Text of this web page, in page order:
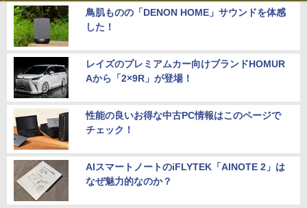
鳥肌ものの「DENON HOME」サウンドを体感
した！
レイズのプレミアムカー向けブランドHOMUR
Aから「2×9R」が登場！
性能の良いお得な中古PC情報はこのページで
チェック！
AIスマートノートのiFLYTEK「AINOTE 2」は
なぜ魅力的なのか？